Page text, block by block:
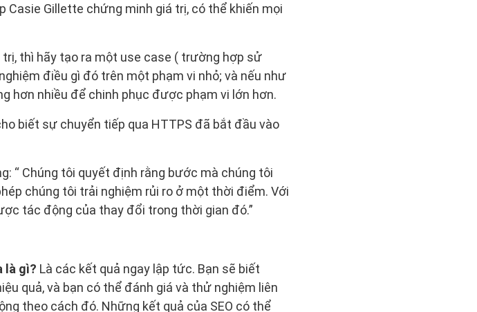
Casie Gillette chứng minh giá trị, có thể khiến mọi
thì hãy tạo ra một use case ( trường hợp sử
điều gì đó trên một phạm vi nhỏ; và nếu như
hơn nhiều để chinh phục được phạm vi lớn hơn.
biết sự chuyển tiếp qua HTTPS đã bắt đầu vào
“ Chúng tôi quyết định rằng bước mà chúng tôi
chúng tôi trải nghiệm rủi ro ở một thời điểm. Với
tác động của thay đổi trong thời gian đó.”
là gì? Là các kết quả ngay lập tức. Bạn sẽ biết
quả, và bạn có thể đánh giá và thử nghiệm liên
theo cách đó. Những kết quả của SEO có thể